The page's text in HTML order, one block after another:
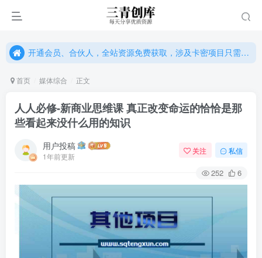
开通会员、合伙人，全站资源免费获取，涉及卡密项目只需单独购卡密（位置：网站右下悬浮按钮）
开通会员、合伙人，全站资源免费获取，涉及卡密项目只需单独购卡密（位置：网站右下悬浮按钮）
首页 媒体综合 正文
人人必修-新商业思维课 真正改变命运的恰恰是那
些看起来没什么用的知识
用户投稿
1年前更新
关注 私信
252 6